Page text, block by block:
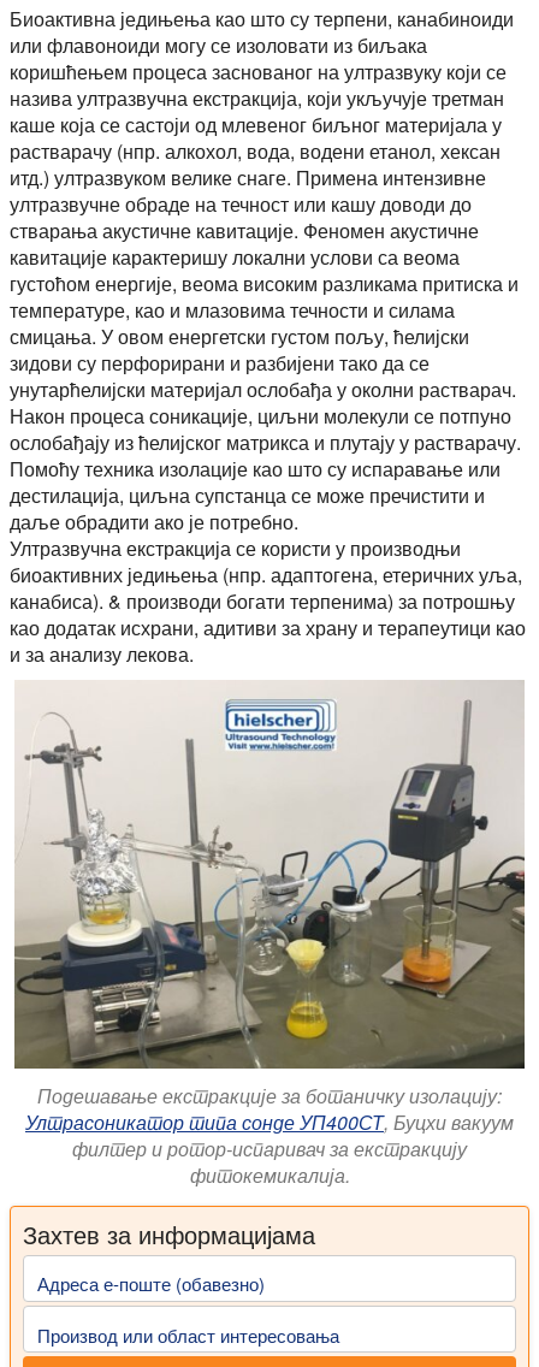
Биоактивна једињења као што су терпени, канабиноиди
или флавоноиди могу се изоловати из биљака
коришћењем процеса заснованог на ултразвуку који се
назива ултразвучна екстракција, који укључује третман
каше која се састоји од млевеног биљног материјала у
растварачу (нпр. алкохол, вода, водени етанол, хексан
итд.) ултразвуком велике снаге. Примена интензивне
ултразвучне обраде на течност или кашу доводи до
стварања акустичне кавитације. Феномен акустичне
кавитације карактеришу локални услови са веома
густоћом енергије, веома високим разликама притиска и
температуре, као и млазовима течности и силама
смицања. У овом енергетски густом пољу, ћелијски
зидови су перфорирани и разбијени тако да се
унутарћелијски материјал ослобађа у околни растварач.
Након процеса соникације, циљни молекули се потпуно
ослобађају из ћелијског матрикса и плутају у растварачу.
Помоћу техника изолације као што су испаравање или
дестилација, циљна супстанца се може пречистити и
даље обрадити ако је потребно.
Ултразвучна екстракција се користи у производњи
биоактивних једињења (нпр. адаптогена, етеричних уља,
канабиса). & производи богати терпенима) за потрошњу
као додатак исхрани, адитиви за храну и терапеутици као
и за анализу лекова.
Подешавање екстракције за ботаничку изолацију:
Ултрасоникатор типа сонде УП400СТ, Буцхи вакуум
филтер и ротор-испаривач за екстракцију
фитокемикалија.
Захтев за информацијама
Адреса е-поште (обавезно)
Производ или област интересовања